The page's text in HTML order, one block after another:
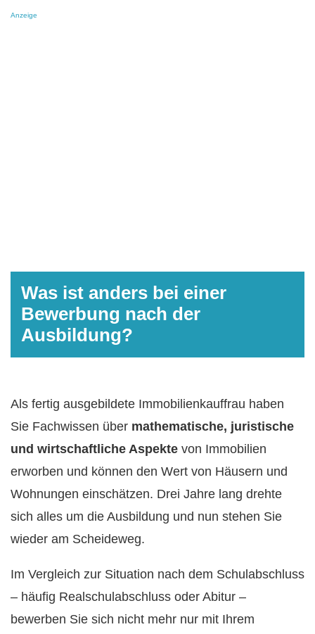
Anzeige
Was ist anders bei einer
Bewerbung nach der
Ausbildung?
Als fertig ausgebildete Immobilienkauffrau haben
Sie Fachwissen über mathematische, juristische
und wirtschaftliche Aspekte von Immobilien
erworben und können den Wert von Häusern und
Wohnungen einschätzen. Drei Jahre lang drehte
sich alles um die Ausbildung und nun stehen Sie
wieder am Scheideweg.
Im Vergleich zur Situation nach dem Schulabschluss
– häufig Realschulabschluss oder Abitur –
bewerben Sie sich nicht mehr nur mit Ihrem